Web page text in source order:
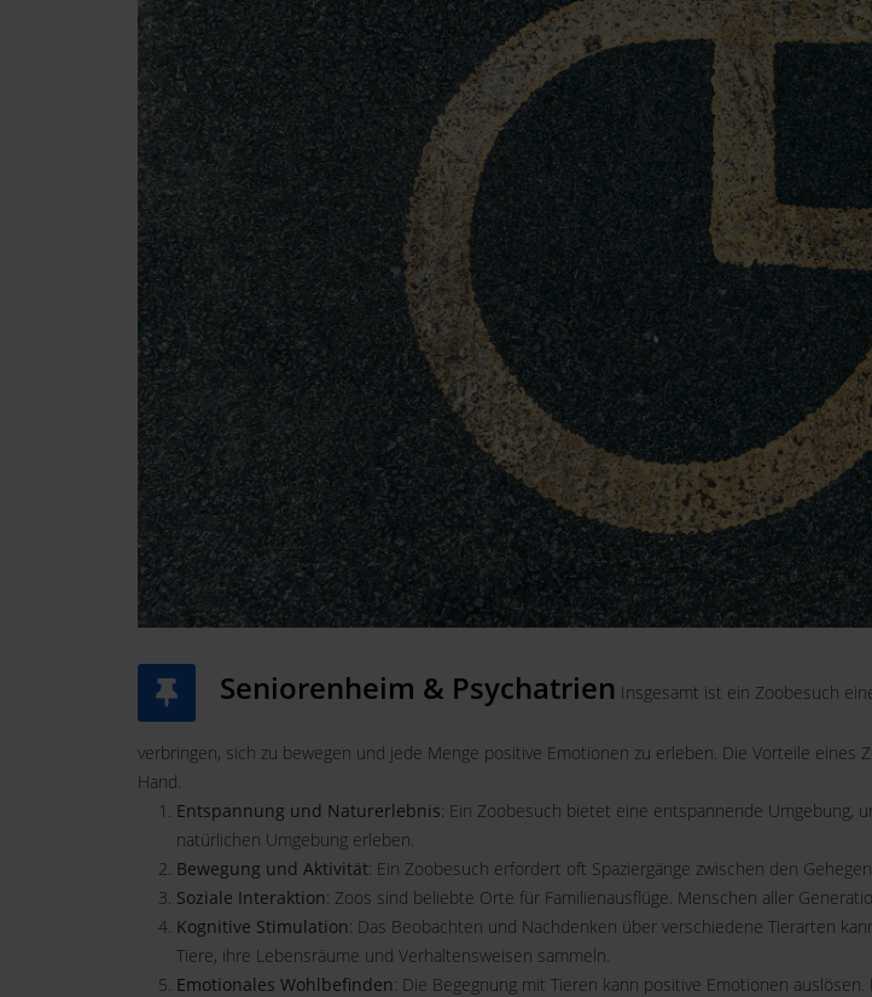
Seniorenheim & Psychatrien Insgesamt ist ein Zoobesuch
verbringen, sich zu bewegen und jede Menge positive Emotionen zu erleben. Die Vorteile
Hand.
Entspannung und Naturerlebnis: Ein Zoobesuch bietet eine entspannende Umgebung,
natürlichen Umgebung erleben.
Bewegung und Aktivität: Ein Zoobesuch erfordert oft Spaziergänge zwischen den
Soziale Interaktion: Zoos sind beliebte Orte für Familienausflüge. Menschen aller
Kognitive Stimulation: Das Beobachten und Nachdenken über verschiedene Tierarten
Tiere, ihre Lebensräume und Verhaltensweisen sammeln.
Emotionales Wohlbefinden: Die Begegnung mit Tieren kann positive Emotionen